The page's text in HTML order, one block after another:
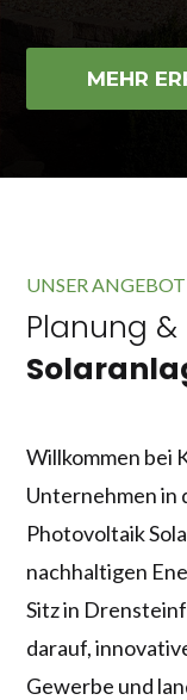
MEHR
UNSER ANGEBOT
Planung
Willkommen bei
Unternehmen in
Photovoltaik
nachhaltigen
Sitz in
darauf,
Gewerbe und